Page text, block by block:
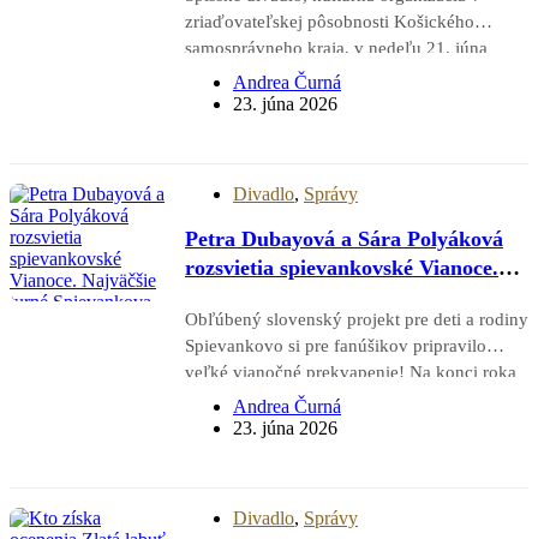
zriaďovateľskej pôsobnosti Košického
samosprávneho kraja, v nedeľu 21. júna
uzavrelo svoju 35. divadelnú sezónu tretím
ročníkom galavečera Zlatá labuť, počas
poďakovať sa tvorcom,…
Andrea Čurná
23. júna 2026
Divadlo, Správy
Petra Dubayová a Sára Polyáková
rozsvietia spievankovské Vianoce.
do 16 slovenských miest!
Obľúbený slovenský projekt pre deti a rodiny
Spievankovo si pre fanúšikov pripravilo
veľké vianočné prekvapenie! Na konci roka
vyrazí na najväčšie turné vo svojej histórii a
do 16 slovenských miest prinesie úplne nové
Andrea Čurná
23. júna 2026
Divadlo, Správy